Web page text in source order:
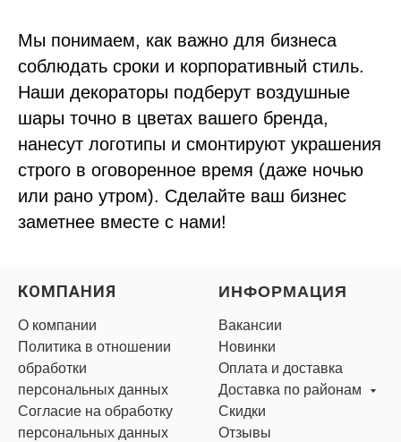
Мы понимаем, как важно для бизнеса
соблюдать сроки и корпоративный стиль.
Наши декораторы подберут воздушные
шары точно в цветах вашего бренда,
нанесут логотипы и смонтируют украшения
строго в оговоренное время (даже ночью
или рано утром). Сделайте ваш бизнес
заметнее вместе с нами!
КОМПАНИЯ
О компании
Политика в отношении
обработки
персональных данных
Согласие на обработку
персональных данных
ИНФОРМАЦИЯ
Вакансии
Новинки
Оплата и доставка
Доставка по районам
Скидки
Отзывы